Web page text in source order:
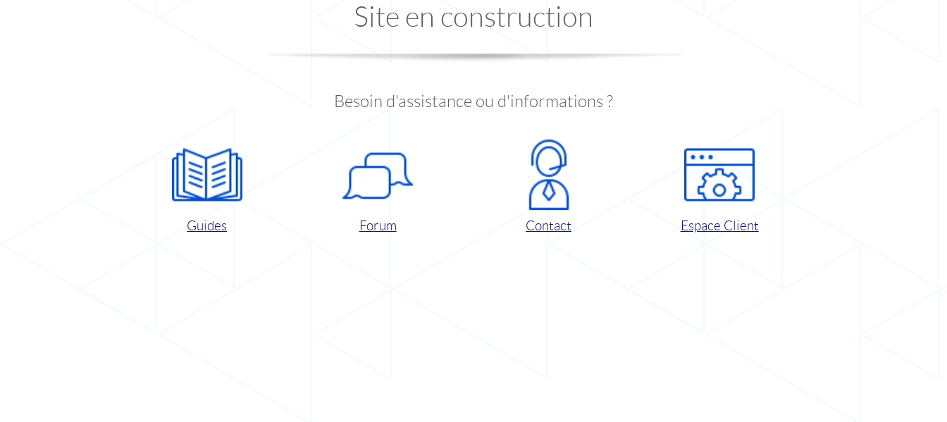
Site en construction
Besoin d'assistance ou d'informations ?
Guides Forum Contact Espace Client